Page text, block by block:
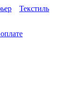
Текстиль